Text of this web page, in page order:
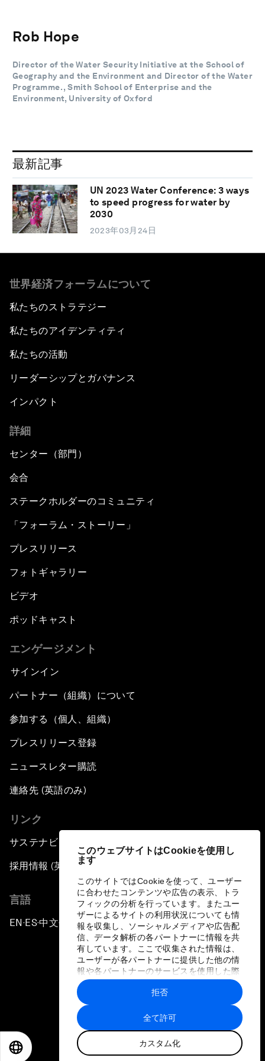
このウェブサイトはCookieを使用し
ます
このサイトではCookieを使って、ユーザー
に合わせたコンテンツや広告の表示、トラ
フィックの分析を行っています。またユー
ザーによるサイトの利用状況についても情
報を収集し、ソーシャルメディアや広告配
信、データ解析の各パートナーに情報を共
有しています。ここで収集された情報は、
ユーザーが各パートナーに提供した他の情
報や各パートナーのサービスを使用した際
に収集された情報と組み合わされ、各パー
トナーによって使用されることがありま
す。
全て許可
カスタム化
拒否
Rob Hope
Director of the Water Security Initiative at the School of
Geography and the Environment and Director of the Water
Programme. , Smith School of Enterprise and the
Environment, University of Oxford
最新記事
UN 2023 Water Conference: 3 ways
to speed progress for water by
2030
2023年03月24日
世界経済フォーラムについて
私たちのストラテジー
私たちのアイデンティティ
私たちの活動
リーダーシップとガバナンス
インパクト
詳細
センター（部門）
会合
ステークホルダーのコミュニティ
「フォーラム・ストーリー」
プレスリリース
フォトギャラリー
ビデオ
ポッドキャスト
エンゲージメント
サインイン
パートナー（組織）について
参加する（個人、組織）
プレスリリース登録
ニュースレター購読
連絡先 (英語のみ)
リンク
サステナビリティへの取り組み
採用情報 (英語のみ)
言語
EN ▪ ES▪中文▪ 日本語
プライバシーポリシーと利用規約
サイトマップ
©
世界経済フォーラム